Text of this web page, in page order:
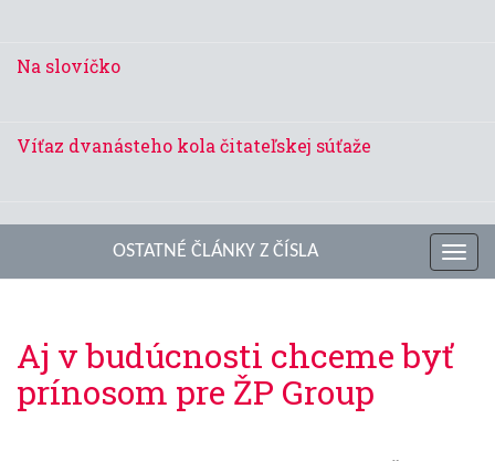
Na slovíčko
Víťaz dvanásteho kola čitateľskej súťaže
OSTATNÉ ČLÁNKY Z ČÍSLA
Aj v budúcnosti chceme byť
prínosom pre ŽP Group